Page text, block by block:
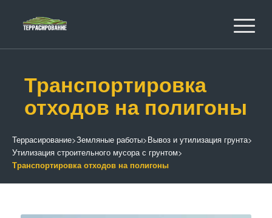
Транспортировка
отходов на полигоны
Террасирование>Земляные работы>Вывоз и утилизация грунта>
Утилизация строительного мусора с грунтом>
Транспортировка отходов на полигоны